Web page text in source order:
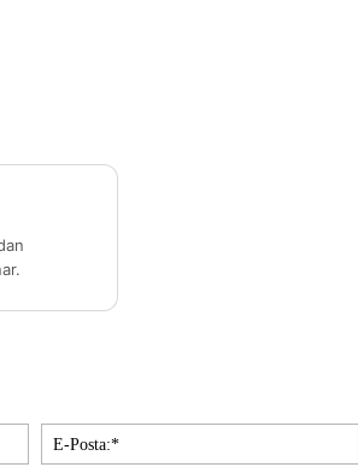
İsim:*